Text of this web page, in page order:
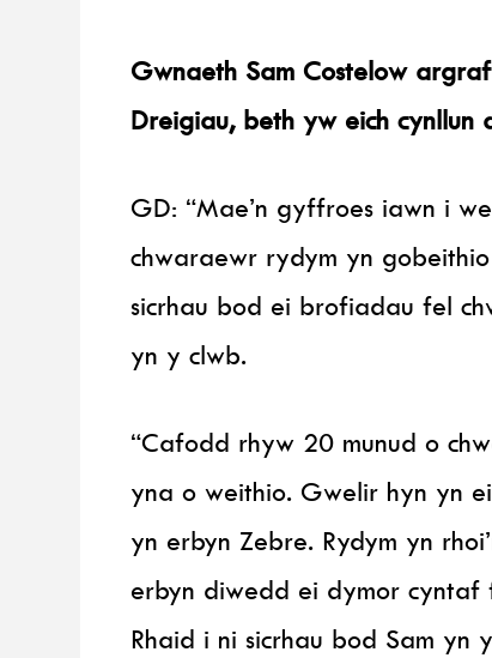
Gwnaeth Sam Costelow
Dreigiau, beth yw eich cynllun
GD: “Mae’n gyffroes iawn i
chwaraewr rydym yn
sicrhau bod ei brofiadau fel
yn y clwb.
“Cafodd rhyw 20 munud o
yna o weithio. Gwelir hyn yn
yn erbyn Zebre. Rydym yn
erbyn diwedd ei dymor cyntaf
Rhaid i ni sicrhau bod Sam yn